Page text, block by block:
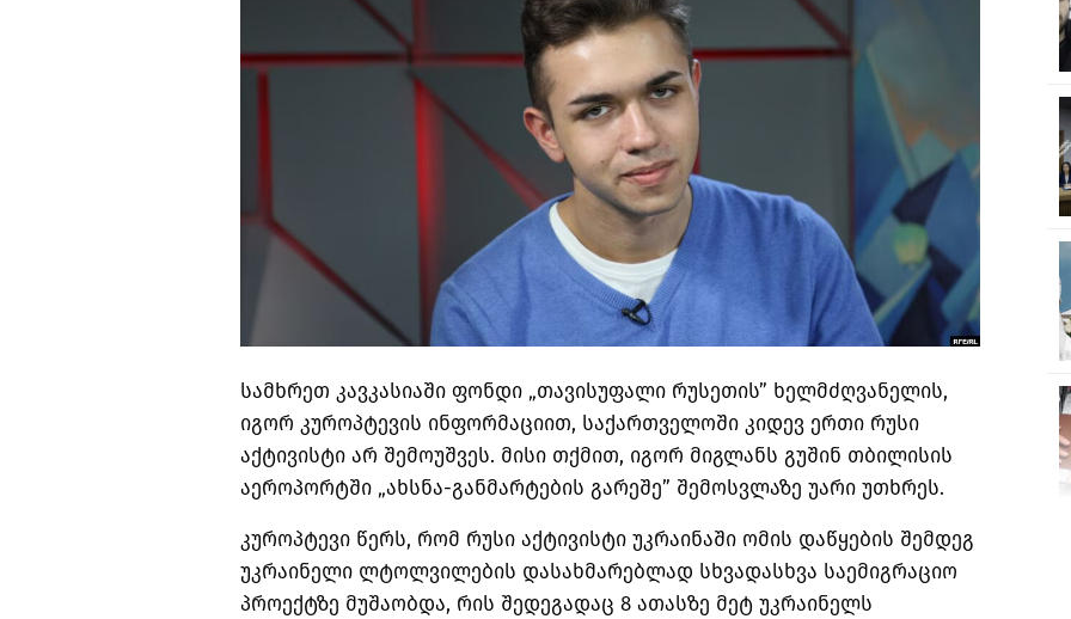
სამხრეთ კავკასიაში ფონდი „თავისუფალი რუსეთის” ხელმძღვანელის,
იგორ კუროპტევის ინფორმაციით, საქართველოში კიდევ ერთი რუსი
აქტივისტი არ შემოუშვეს. მისი თქმით, იგორ მიგლანს გუშინ თბილისის
აეროპორტში „ახსნა-განმარტების გარეშე” შემოსვლაზე უარი უთხრეს.
კუროპტევი წერს, რომ რუსი აქტივისტი უკრაინაში ომის დაწყების შემდეგ
უკრაინელი ლტოლვილების დასახმარებლად სხვადასხვა საემიგრაციო
პროექტზე მუშაობდა, რის შედეგადაც 8 ათასზე მეტ უკრაინელს